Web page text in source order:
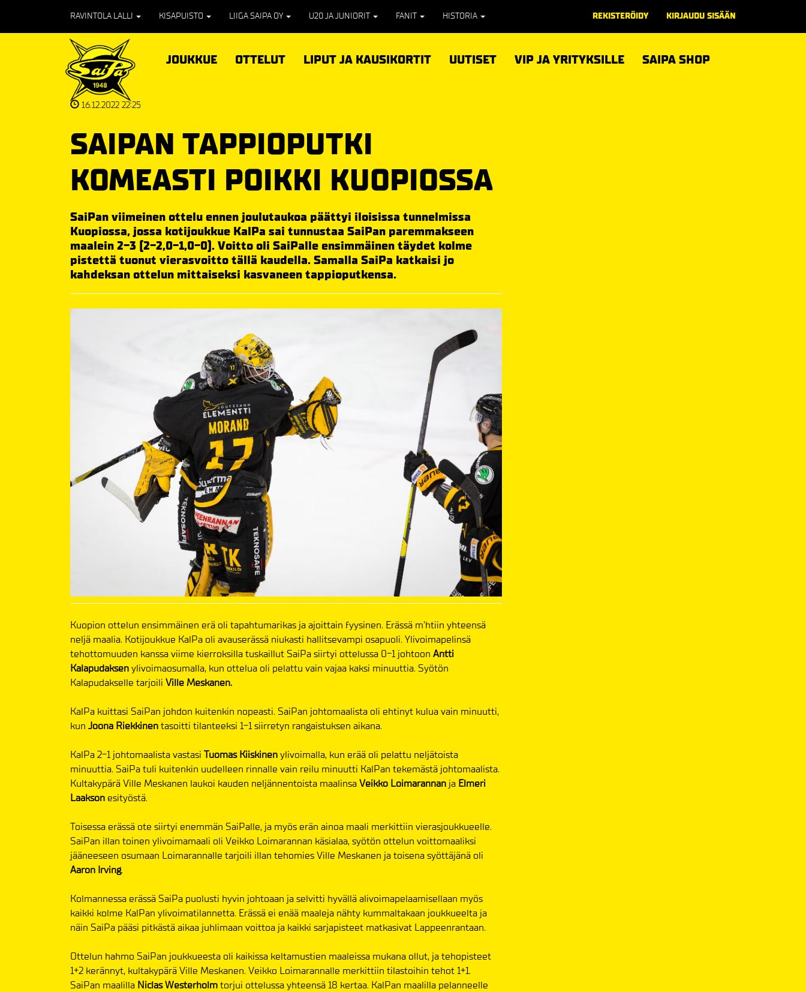
RAVINTOLA LALLI KISAPUISTO LIIGA SAIPA OY U20 JA JUNIORIT FANIT HISTORIA REKISTERÖIDY KIRJAUDU SISÄÄN
JOUKKUE OTTELUT LIPUT JA KAUSIKORTIT UUTISET VIP JA YRITYKSILLE SAIPA SHOP
16.12.2022 22:25
SAIPAN TAPPIOPUTKI
KOMEASTI POIKKI KUOPIOSSA
SaiPan viimeinen ottelu ennen joulutaukoa päättyi iloisissa tunnelmissa
Kuopiossa, jossa kotijoukkue KalPa sai tunnustaa SaiPan paremmakseen
maalein 2-3 (2-2,0-1,0-0). Voitto oli SaiPalle ensimmäinen täydet kolme
pistettä tuonut vierasvoitto tällä kaudella. Samalla SaiPa katkaisi jo
kahdeksan ottelun mittaiseksi kasvaneen tappioputkensa.
Kuopion ottelun ensimmäinen erä oli tapahtumarikas ja ajoittain fyysinen. Erässä m'htiin yhteensä
neljä maalia. Kotijoukkue KalPa oli avauserässä niukasti hallitsevampi osapuoli. Ylivoimapelinsä
tehottomuuden kanssa viime kierroksilla tuskaillut SaiPa siirtyi ottelussa 0-1 johtoon Antti
Kalapudaksenylivoimaosumalla, kun ottelua oli pelattu vain vajaa kaksi minuuttia. Syötön
Kalapudakselle tarjoili Ville Meskanen.
KalPa kuittasi SaiPan johdon kuitenkin nopeasti. SaiPan johtomaalista oli ehtinyt kulua vain minuutti,
kun Joona Riekkinentasoitti tilanteeksi 1-1 siirretyn rangaistuksen aikana.
KalPa 2-1 johtomaalista vastasi Tuomas Kiiskinenylivoimalla, kun erää oli pelattu neljätoista
minuuttia. SaiPa tuli kuitenkin uudelleen rinnalle vain reilu minuutti KalPan tekemästä johtomaalista.
Kultakypärä Ville Meskanen laukoi kauden neljännentoista maalinsaVeikko Loimarannan ja Elmeri
Laakson esityöstä.
Toisessa erässä ote siirtyi enemmän SaiPalle, ja myös erän ainoa maali merkittiin vierasjoukkueelle.
SaiPan illan toinen ylivoimamaali oli Veikko Loimarannan käsialaa, syötön ottelun voittomaaliksi
jääneeseen osumaan Loimarannalle tarjoili illan tehomies Ville Meskanen ja toisena syöttäjänä oli
Aaron Irving.
Kolmannessa erässä SaiPa puolusti hyvin johtoaan ja selvitti hyvällä alivoimapelaamisellaan myös
kaikki kolme KalPan ylivoimatilannetta. Erässä ei enää maaleja nähty kummaltakaan joukkueelta ja
näin SaiPa pääsi pitkästä aikaa juhlimaan voittoa ja kaikki sarjapisteet matkasivat Lappeenrantaan.
Ottelun hahmo SaiPan joukkueesta oli kaikissa keltamustien maaleissa mukana ollut, ja tehopisteet
1+2 kerännyt, kultakypärä Ville Meskanen. Veikko Loimarannalle merkittiin tilastoihin tehot 1+1.
SaiPan maalilla Niclas Westerholmtorjui ottelussa yhteensä 18 kertaa. KalPan maalilla pelanneelle